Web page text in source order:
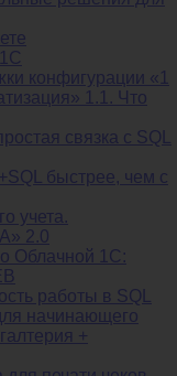
конфигурации «1
1.1. Что
связка с SQL
быстрее, чем с
учета.
2.0
Облачной 1С:
работы в SQL
начинающего
+